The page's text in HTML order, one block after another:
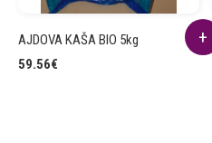
AJDOVA KAŠA BIO 5kg
59.56€